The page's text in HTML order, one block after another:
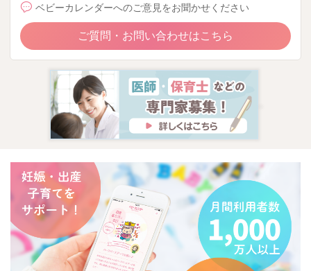
ベビーカレンダーへのご意見をお聞かせください
ご質問・お問い合わせはこちら